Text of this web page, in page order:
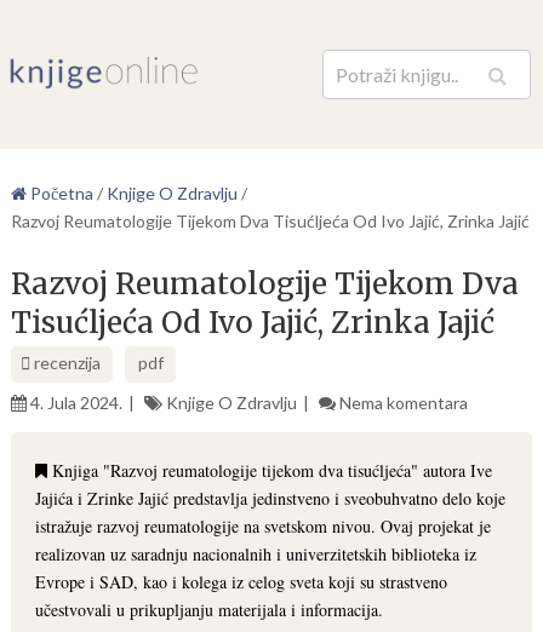
Pretraga
Početna / Knjige O Zdravlju /
Razvoj Reumatologije Tijekom Dva Tisućljeća Od Ivo Jajić, Zrinka Jajić
Razvoj Reumatologije Tijekom Dva
Tisućljeća Od Ivo Jajić, Zrinka Jajić
recenzija
pdf
4. Jula 2024.
Knjige O Zdravlju Nema komentara
Knjiga "Razvoj reumatologije tijekom dva tisućljeća" autora Ive
Jajića i Zrinke Jajić predstavlja jedinstveno i sveobuhvatno delo koje
istražuje razvoj reumatologije na svetskom nivou. Ovaj projekat je
realizovan uz saradnju nacionalnih i univerzitetskih biblioteka iz
Evrope i SAD, kao i kolega iz celog sveta koji su strastveno
učestvovali u prikupljanju materijala i informacija.